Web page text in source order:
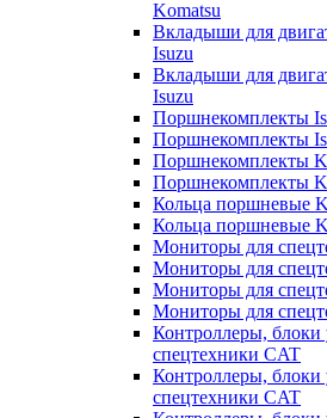
Komatsu
Вкладыши для
Isuzu
Вкладыши для
Isuzu
Поршнекомплекты
Поршнекомплекты
Поршнекомплекты
Поршнекомплекты
Кольца поршневые
Кольца поршневые
Мониторы для
Мониторы для
Мониторы для
Мониторы для
Контроллеры, блоки
спецтехники CAT
Контроллеры, блоки
спецтехники CAT